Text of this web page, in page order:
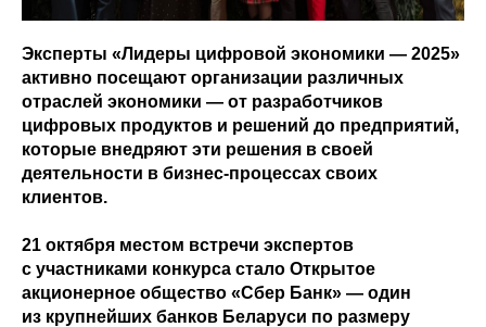
Эксперты «Лидеры цифровой экономики — 2025»
активно посещают организации различных
отраслей экономики — от разработчиков
цифровых продуктов и решений до предприятий,
которые внедряют эти решения в своей
деятельности в бизнес-процессах своих
клиентов.
21 октября местом встречи экспертов
с участниками конкурса стало Открытое
акционерное общество «Сбер Банк» — один
из крупнейших банков Беларуси по размеру